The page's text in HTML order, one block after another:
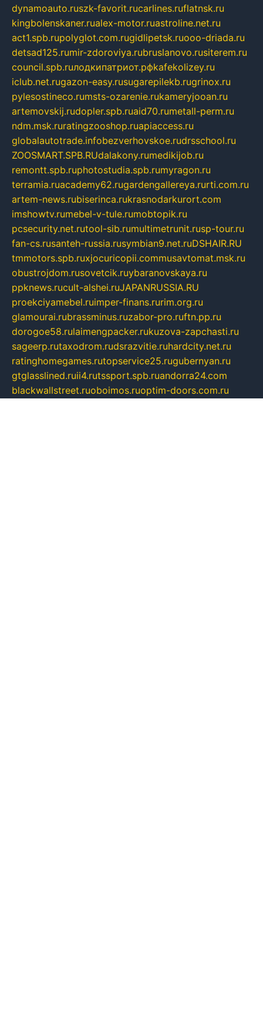
dynamoauto.ruszk-favorit.rucarlines.ruflatnsk.ru
kingbolenskaner.rualex-motor.ruastroline.net.ru
act1.spb.rupolyglot.com.rugidlipetsk.ruooo-driada.ru
detsad125.rumir-zdoroviya.rubruslanovo.rusiterem.ru
council.spb.ruлодкипатриот.рфkafekolizey.ru
iclub.net.rugazon-easy.rusugarepilekb.rugrinox.ru
pylesostineco.rumsts-ozarenie.rukameryjooan.ru
artemovskij.rudopler.spb.ruaid70.rumetall-perm.ru
ndm.msk.ruratingzooshop.ruapiaccess.ru
globalautotrade.infobezverhovskoe.rudrsschool.ru
ZOOSMART.SPB.RUdalakony.rumedikijob.ru
remontt.spb.ruphotostudia.spb.rumyragon.ru
terramia.ruacademy62.rugardengallereya.rurti.com.ru
artem-news.rubiserinca.rukrasnodarkurort.com
imshowtv.rumebel-v-tule.rumobtopik.ru
pcsecurity.net.rutool-sib.rumultimetrunit.rusp-tour.ru
fan-cs.rusanteh-russia.rusymbian9.net.ruDSHAIR.RU
tmmotors.spb.ruxjocuricopii.commusavtomat.msk.ru
obustrojdom.rusovetcik.ruybaranovskaya.ru
ppknews.rucult-alshei.ruJAPANRUSSIA.RU
proekciyamebel.ruimper-finans.rurim.org.ru
glamourai.rubrassminus.ruzabor-pro.ruftn.pp.ru
dorogoe58.rulaimengpacker.rukuzova-zapchasti.ru
sageerp.rutaxodrom.rudsrazvitie.ruhardcity.net.ru
ratinghomegames.rutopservice25.rugubernyan.ru
gtglasslined.ruii4.rutssport.spb.ruandorra24.com
blackwallstreet.ruoboimos.ruoptim-doors.com.ru